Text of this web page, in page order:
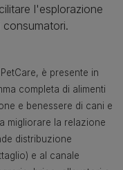
l'esplorazione
è presente in
completa di alimenti
e benessere di cani e
migliorare la relazione
distribuzione
e al canale